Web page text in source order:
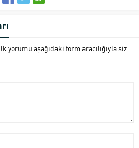
yorumu aşağıdaki form aracılığıyla siz